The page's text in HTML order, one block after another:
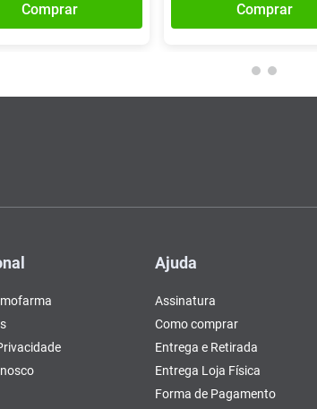
Comprar Comprar
Ajuda
Assinatura
Como comprar
Entrega e Retirada
Entrega Loja Física
Forma de Pagamento